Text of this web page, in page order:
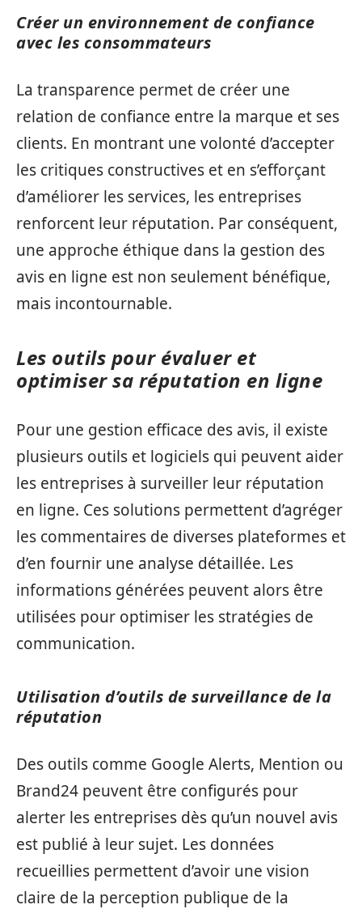
Créer un environnement de confiance
avec les consommateurs
La transparence permet de créer une
relation de confiance entre la marque et ses
clients. En montrant une volonté d’accepter
les critiques constructives et en s’efforçant
d’améliorer les services, les entreprises
renforcent leur réputation. Par conséquent,
une approche éthique dans la gestion des
avis en ligne est non seulement bénéfique,
mais incontournable.
Les outils pour évaluer et
optimiser sa réputation en ligne
Pour une gestion efficace des avis, il existe
plusieurs outils et logiciels qui peuvent aider
les entreprises à surveiller leur réputation
en ligne. Ces solutions permettent d’agréger
les commentaires de diverses plateformes et
d’en fournir une analyse détaillée. Les
informations générées peuvent alors être
utilisées pour optimiser les stratégies de
communication.
Utilisation d’outils de surveillance de la
réputation
Des outils comme Google Alerts, Mention ou
Brand24 peuvent être configurés pour
alerter les entreprises dès qu’un nouvel avis
est publié à leur sujet. Les données
recueillies permettent d’avoir une vision
claire de la perception publique de la